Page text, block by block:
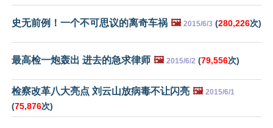
史无前例！一个不可思议的离奇车祸 🖼️ 2015/6/3 (280,226次)
最高检一炮轰出 进去的急求律师 🖼️ 2015/6/2 (79,556次)
检察改革八大亮点 刘云山放病毒不让闪亮 🖼️ 2015/6/1
(75,876次)